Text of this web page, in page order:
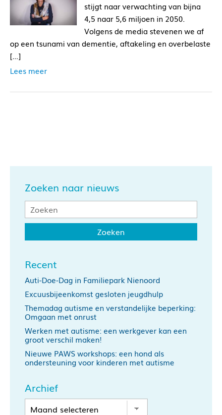
stijgt naar verwachting van bijna
4,5 naar 5,6 miljoen in 2050.
Volgens de media stevenen we af
op een tsunami van dementie, aftakeling en overbelaste
[…]
Lees meer
Zoeken naar nieuws
Recent
Auti-Doe-Dag in Familiepark Nienoord
Excuusbijeenkomst gesloten jeugdhulp
Themadag autisme en verstandelijke beperking:
Omgaan met onrust
Werken met autisme: een werkgever kan een
groot verschil maken!
Nieuwe PAWS workshops: een hond als
ondersteuning voor kinderen met autisme
Archief